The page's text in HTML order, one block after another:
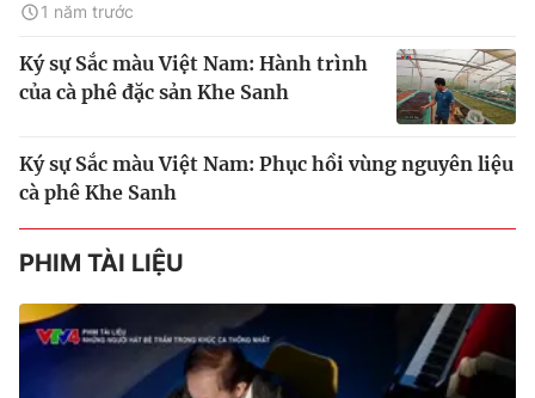
1 năm trước
Ký sự Sắc màu Việt Nam: Hành trình
của cà phê đặc sản Khe Sanh
Ký sự Sắc màu Việt Nam: Phục hồi vùng nguyên liệu
cà phê Khe Sanh
PHIM TÀI LIỆU